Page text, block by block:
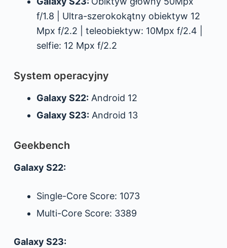
f/1.8 | Ultra-szerokokątny obiektyw 12
Mpx f/2.2 | teleobiektyw: 10Mpx f/2.4 |
selfie: 12 Mpx f/2.2
System operacyjny
Galaxy S22: Android 12
Galaxy S23: Android 13
Geekbench
Galaxy S22:
Single-Core Score: 1073
Multi-Core Score: 3389
Galaxy S23: